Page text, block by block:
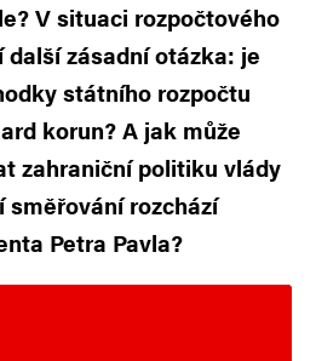
V situaci rozpočtového
další zásadní otázka: je
státního rozpočtu
korun? A jak může
zahraniční politiku vlády
rozchází
Petra Pavla?